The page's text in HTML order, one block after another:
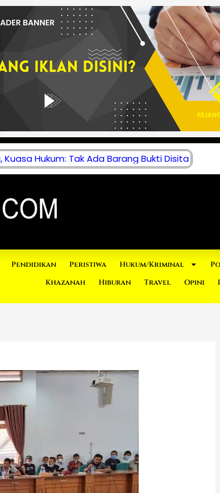
Hukum: Tak Ada Barang Bukti Disita
Pendidikan Peristiwa Hukum/Kriminal
Khazanah
Hiburan Travel Opini